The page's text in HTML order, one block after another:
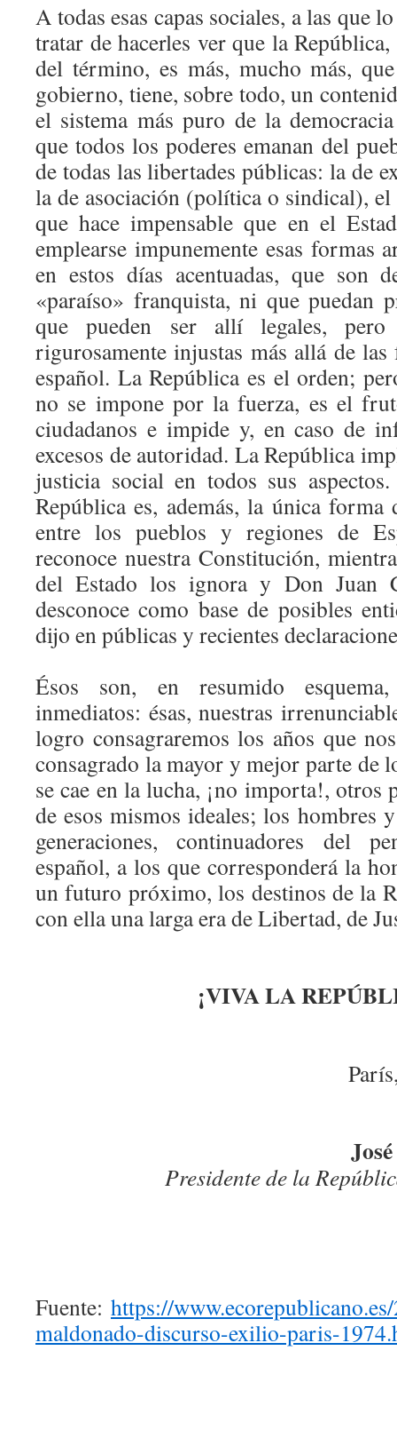
A todas esas capas sociales, a las que
tratar de hacerles ver que la
del término, es más, mucho más,
gobierno, tiene, sobre todo, un
el sistema más puro de la
que todos los poderes emanan del
de todas las libertades públicas: la de
la de asociación (política o sindical),
que hace impensable que en el
emplearse impunemente esas formas
en estos días acentuadas, que son
«paraíso» franquista, ni que puedan
que pueden ser allí legales, pero
rigurosamente injustas más allá de
español. La República es el orden;
no se impone por la fuerza, es el
ciudadanos e impide y, en caso de
excesos de autoridad. La República
justicia social en todos sus
República es, además, la única forma
entre los pueblos y regiones de
reconoce nuestra Constitución,
del Estado los ignora y Don Juan
desconoce como base de posibles
dijo en públicas y recientes
Ésos son, en resumido
inmediatos: ésas, nuestras
logro consagraremos los años que
consagrado la mayor y mejor parte de
se cae en la lucha, ¡no importa!,
de esos mismos ideales; los hombres
generaciones, continuadores del
español, a los que corresponderá la
un futuro próximo, los destinos de la
con ella una larga era de Libertad, de
¡VIVA LA
Presidente de la
Fuente: https://
maldonado-discurso-exilio-paris-